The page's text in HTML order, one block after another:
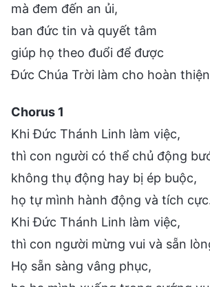
mà đem đến an ủi,
ban đức tin và quyết tâm
giúp họ theo đuổi để được
Đức Chúa Trời làm cho hoàn
Chorus 1
Khi Đức Thánh Linh làm việc,
thì con người có thể chủ động
không thụ động hay bị ép buộc,
họ tự mình hành động và tích
Khi Đức Thánh Linh làm việc,
thì con người mừng vui và sẵn
Họ sẵn sàng vâng phục,